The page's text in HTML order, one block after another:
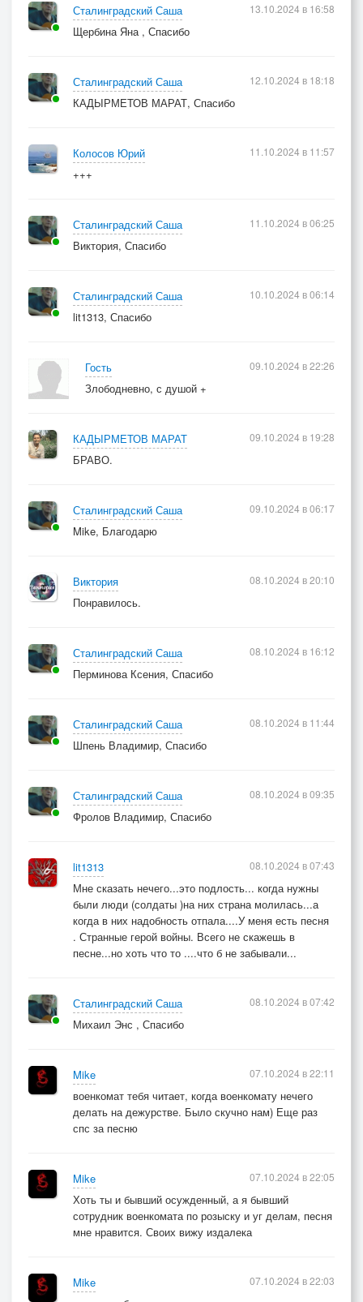
Сталинградский Саша
Щербина Яна , Спасибо
13.10.2024 в 16:58
Сталинградский Саша
КАДЫРМЕТОВ МАРАТ, Спасибо
12.10.2024 в 18:18
Колосов Юрий
+++
11.10.2024 в 11:57
Сталинградский Саша
Виктория, Спасибо
11.10.2024 в 06:25
Сталинградский Саша
lit1313, Спасибо
10.10.2024 в 06:14
Гость
Злободневно, с душой +
09.10.2024 в 22:26
КАДЫРМЕТОВ МАРАТ
БРАВО.
09.10.2024 в 19:28
Сталинградский Саша
Mike, Благодарю
09.10.2024 в 06:17
Виктория
Понравилось.
08.10.2024 в 20:10
Сталинградский Саша
Перминова Ксения, Спасибо
08.10.2024 в 16:12
Сталинградский Саша
Шпень Владимир, Спасибо
08.10.2024 в 11:44
Сталинградский Саша
Фролов Владимир, Спасибо
08.10.2024 в 09:35
lit1313
Мне сказать нечего...это подлость... когда нужны
были люди (солдаты )на них страна молилась...а
когда в них надобность отпала....У меня есть песня
. Странные герой войны. Всего не скажешь в
песне...но хоть что то ....что б не забывали...
08.10.2024 в 07:43
Сталинградский Саша
Михаил Энс , Спасибо
08.10.2024 в 07:42
Mike
военкомат тебя читает, когда военкомату нечего
делать на дежурстве. Было скучно нам) Еще раз
спс за песню
07.10.2024 в 22:11
Mike
Хоть ты и бывший осужденный, а я бывший
сотрудник военкомата по розыску и уг делам, песня
мне нравится. Своих вижу издалека
07.10.2024 в 22:05
Mike
07.10.2024 в 22:03